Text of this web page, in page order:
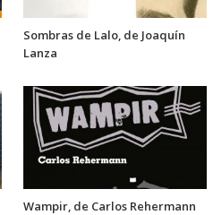
Sombras de Lalo, de Joaquín
Lanza
Wampir, de Carlos Rehermann